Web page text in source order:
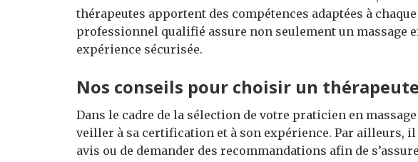
thérapeutes apportent des compétences adaptées à
professionnel qualifié assure non seulement un massage
expérience sécurisée.
Nos conseils pour choisir un thérapeute
Dans le cadre de la sélection de votre praticien en
veiller à sa certification et à son expérience. Par ailleurs,
avis ou de demander des recommandations afin de